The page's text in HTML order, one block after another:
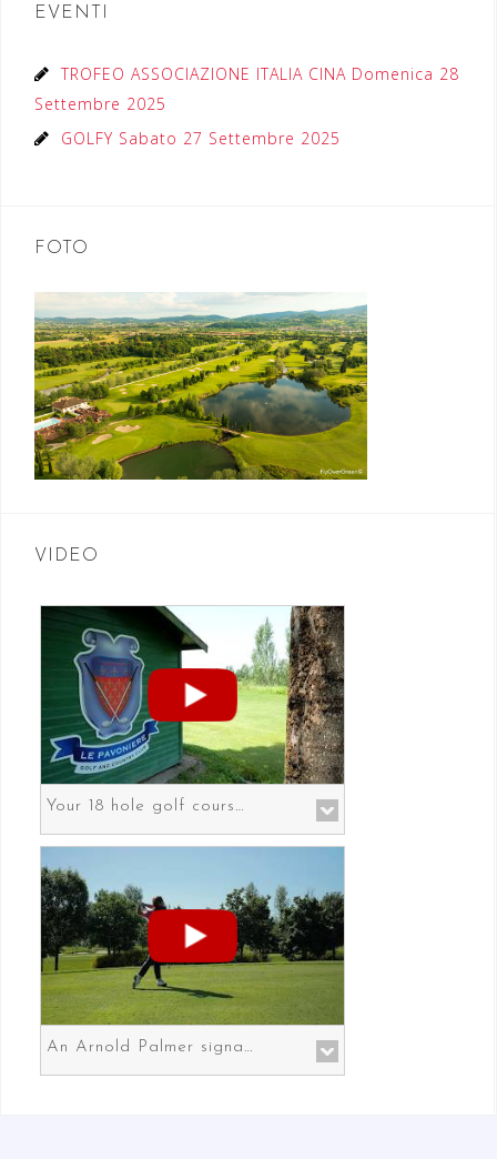
EVENTI
TROFEO ASSOCIAZIONE ITALIA CINA Domenica 28
Settembre 2025
GOLFY Sabato 27 Settembre 2025
FOTO
VIDEO
Your 18 hole golf course in Prato the gateway to Florence
An Arnold Palmer signature course in Prato the gateway to Florence